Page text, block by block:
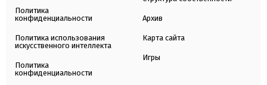
Политика
конфиденциальности
Политика использования
искусственного интеллекта
Политика
конфиденциальности
Архив
Карта сайта
Игры